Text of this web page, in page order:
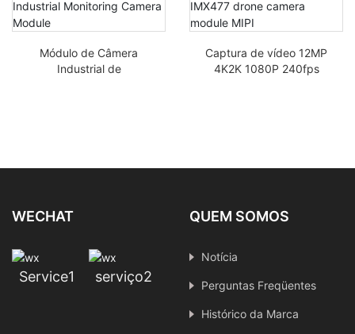
Módulo de Câmera
Industrial de
Captura de vídeo 12MP
4K2K 1080P 240fps
WECHAT
Service1 serviço2
QUEM SOMOS
Notícia
Perguntas Freqüentes
Histórico da Marca